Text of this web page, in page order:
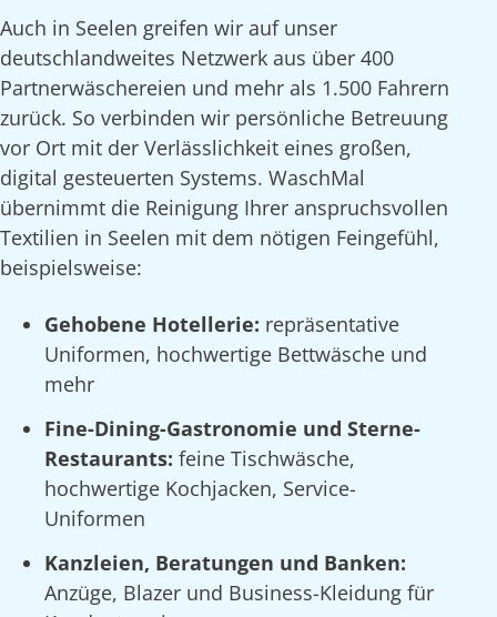
Auch in Seelen greifen wir auf unser
deutschlandweites Netzwerk aus über 400
Partnerwäschereien und mehr als 1.500 Fahrern
zurück. So verbinden wir persönliche Betreuung
vor Ort mit der Verlässlichkeit eines großen,
digital gesteuerten Systems. WaschMal
übernimmt die Reinigung Ihrer anspruchsvollen
Textilien in Seelen mit dem nötigen Feingefühl,
beispielsweise:
Gehobene Hotellerie: repräsentative
Uniformen, hochwertige Bettwäsche und
mehr
Fine-Dining-Gastronomie und Sterne-
Restaurants: feine Tischwäsche,
hochwertige Kochjacken, Service-
Uniformen
Kanzleien, Beratungen und Banken:
Anzüge, Blazer und Business-Kleidung für